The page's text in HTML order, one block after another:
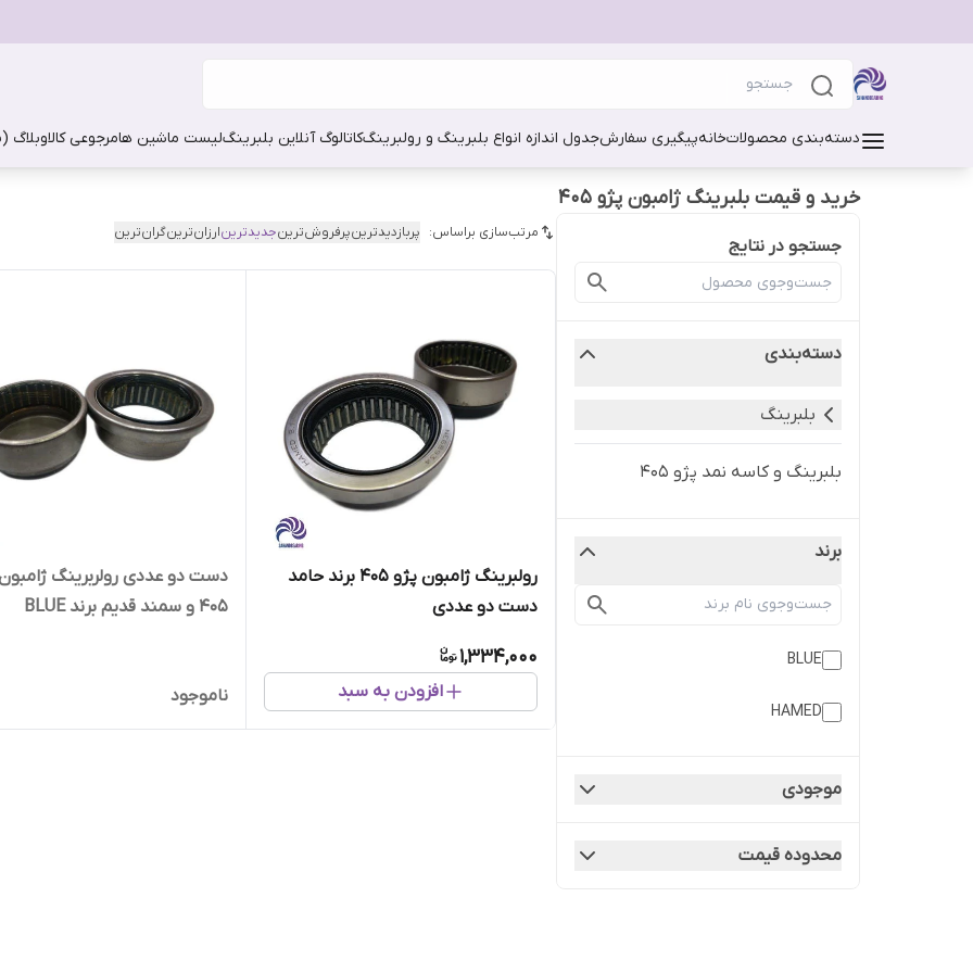
دسته‌بندی محصولاتخانهپیگیری سفارشجدول اندازه انواع بلبرینگ و رولبرینگکاتالوگ آنلاین بلبرینگلیست ماشین هامرجوعی کالاوبلاگ
خرید و قیمت بلبرینگ ژامبون پژو 405
جستجو در نتایج
دسته‌بندی
بلبرینگ
بلبرینگ و کاسه نمد پژو 405
برند
BLUE
HAMED
موجودی
محدوده قیمت
مرتب‌سازی براساس: پربازدیدترینپرفروش‌ترینجدیدترینارزان‌ترینگران‌ترین
رولبرینگ ژامبون پژو 405 برند حامد
دست دو عددی
1,334,000
افزودن به سبد
دست دو عددی رولربرینگ
405 و سمند قدیم برند BLUE
ناموجود